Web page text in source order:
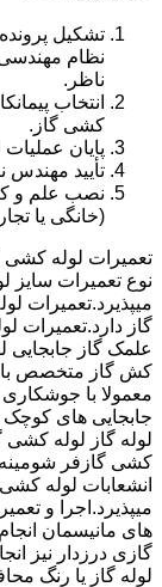
تشکیل
نظام
ناظر.
انتخاب
کشی گاز.
پایان
تأیید مهندس
نصب علم و
(خانگی یا
تعمیرات لوله کشی
نوع تعمیرات سایز
میپذیرد.تعمیرات
گاز دارد.تعمیرات
علمک گاز جابجایی
کش گاز متخصص با
معمولا با
جابجایی های کوچک
لوله گاز لوله کشی
کشی گازفر شومینه
انشعابات لوله
میپذیرد.اجرا و
های مانیسمان
گازی درزدار نیز
لوله گاز یا رنگ